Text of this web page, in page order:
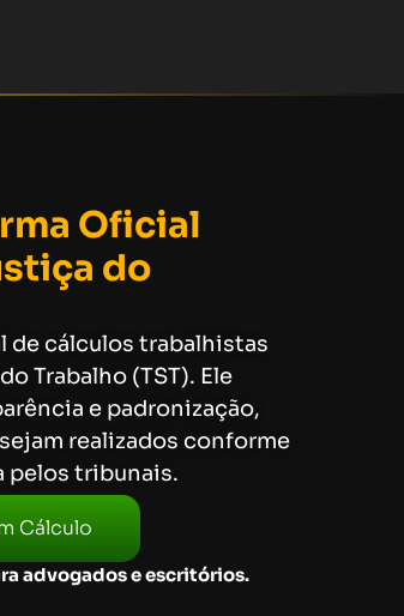
Oficial
do
de cálculos trabalhistas
Trabalho (TST). Ele
e padronização,
realizados conforme
pelos tribunais.
Cálculo
advogados e escritórios.